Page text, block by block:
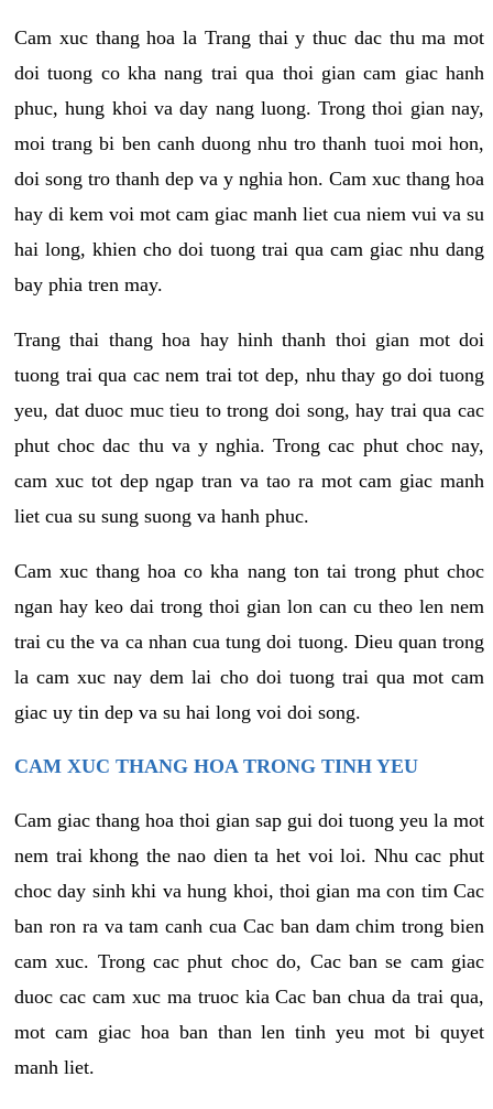
Cam xuc thang hoa la Trang thai y thuc dac thu ma mot
doi tuong co kha nang trai qua thoi gian cam giac hanh
phuc, hung khoi va day nang luong. Trong thoi gian nay,
moi trang bi ben canh duong nhu tro thanh tuoi moi hon,
doi song tro thanh dep va y nghia hon. Cam xuc thang hoa
hay di kem voi mot cam giac manh liet cua niem vui va su
hai long, khien cho doi tuong trai qua cam giac nhu dang
bay phia tren may.
Trang thai thang hoa hay hinh thanh thoi gian mot doi
tuong trai qua cac nem trai tot dep, nhu thay go doi tuong
yeu, dat duoc muc tieu to trong doi song, hay trai qua cac
phut choc dac thu va y nghia. Trong cac phut choc nay,
cam xuc tot dep ngap tran va tao ra mot cam giac manh
liet cua su sung suong va hanh phuc.
Cam xuc thang hoa co kha nang ton tai trong phut choc
ngan hay keo dai trong thoi gian lon can cu theo len nem
trai cu the va ca nhan cua tung doi tuong. Dieu quan trong
la cam xuc nay dem lai cho doi tuong trai qua mot cam
giac uy tin dep va su hai long voi doi song.
CAM XUC THANG HOA TRONG TINH YEU
Cam giac thang hoa thoi gian sap gui doi tuong yeu la mot
nem trai khong the nao dien ta het voi loi. Nhu cac phut
choc day sinh khi va hung khoi, thoi gian ma con tim Cac
ban ron ra va tam canh cua Cac ban dam chim trong bien
cam xuc. Trong cac phut choc do, Cac ban se cam giac
duoc cac cam xuc ma truoc kia Cac ban chua da trai qua,
mot cam giac hoa ban than len tinh yeu mot bi quyet
manh liet.